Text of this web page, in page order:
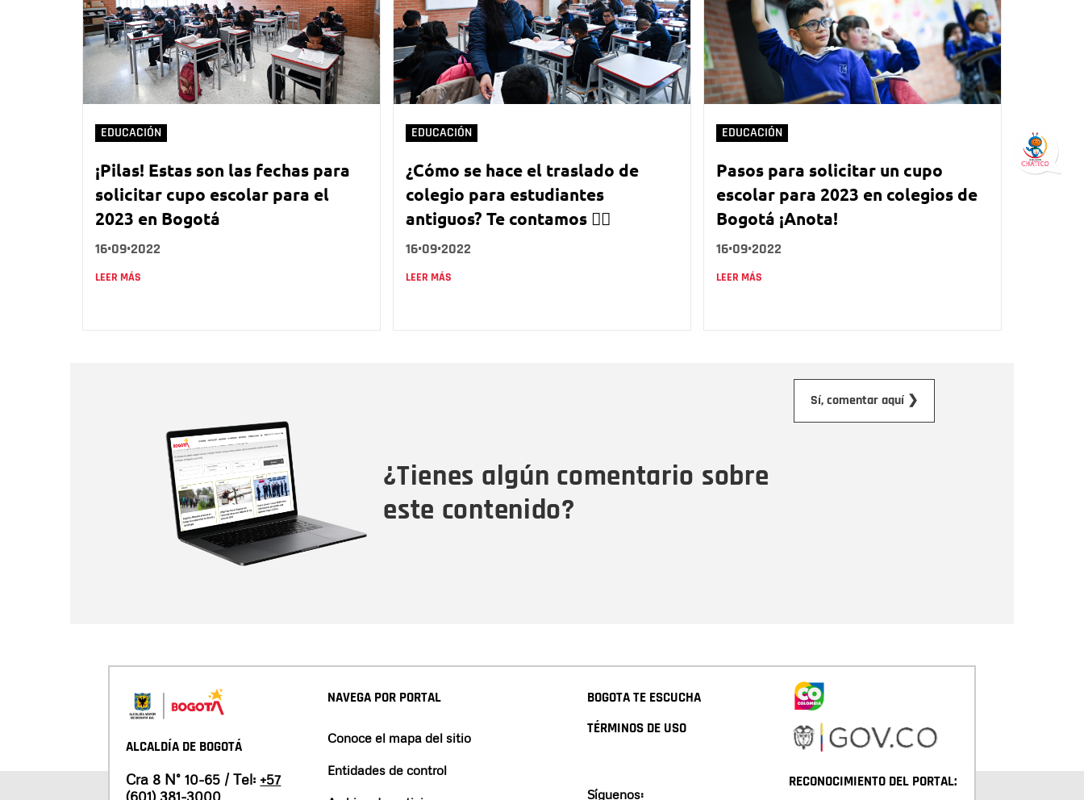
EDUCACIÓN
¡Pilas! Estas son las fechas para
solicitar cupo escolar para el
2023 en Bogotá
16•09•2022
LEER MÁS
EDUCACIÓN
¿Cómo se hace el traslado de
colegio para estudiantes
antiguos? Te contamos 👇🏻
16•09•2022
LEER MÁS
EDUCACIÓN
Pasos para solicitar un cupo
escolar para 2023 en colegios de
Bogotá ¡Anota!
16•09•2022
LEER MÁS
¿Tienes algún comentario sobre
este contenido?
Sí, comentar aquí ❯
ALCALDÍA DE BOGOTÁ
Cra 8 N° 10-65 / Tel: +57
(601) 381-3000
NAVEGA POR PORTAL
Conoce el mapa del sitio
Entidades de control
BOGOTA TE ESCUCHA
TÉRMINOS DE USO
Síguenos:
RECONOCIMIENTO DEL PORTAL: